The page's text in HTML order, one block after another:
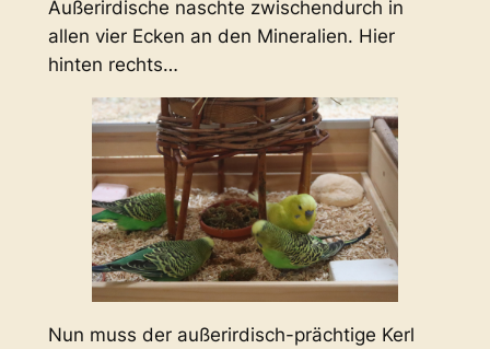
Außerirdische naschte zwischendurch in
allen vier Ecken an den Mineralien. Hier
hinten rechts…
Nun muss der außerirdisch-prächtige Kerl